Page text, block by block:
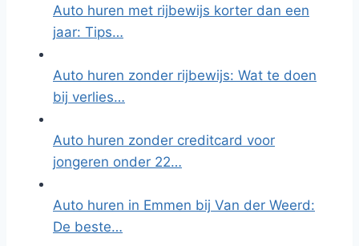
Auto huren met rijbewijs korter dan een
jaar: Tips…
Auto huren zonder rijbewijs: Wat te doen
bij verlies…
Auto huren zonder creditcard voor
jongeren onder 22…
Auto huren in Emmen bij Van der Weerd:
De beste…